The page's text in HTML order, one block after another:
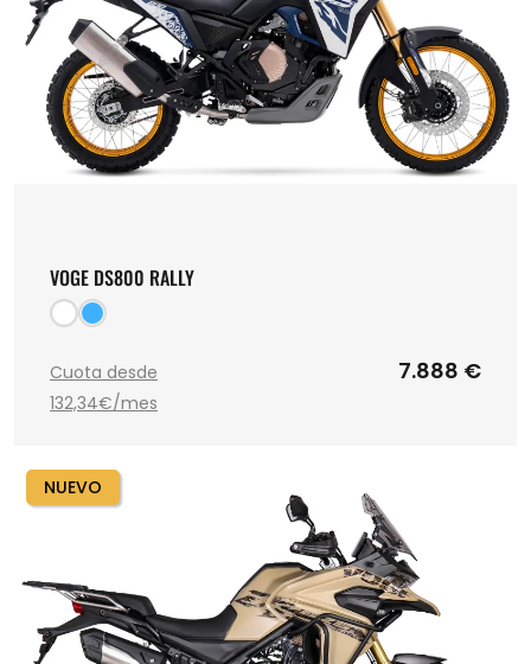
VOGE DS800 RALLY
Cuota desde
132,34€/mes
7.888 €
NUEVO